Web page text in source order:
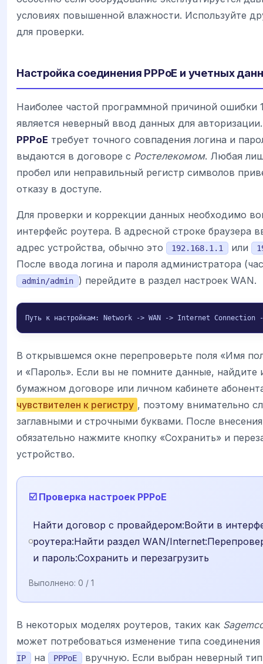
условиях повышенной влажности. Используйте
для проверки.
Настройка соединения PPPoE и учетных
Наиболее частой программной причиной ошибки
является неверный ввод данных для
PPPoE требует точного совпадения логина и
выдаются в договоре с Ростелекомом. Любая
пробел или неправильный регистр символов
отказу в доступе.
Для проверки и коррекции данных необходимо
интерфейс роутера. В адресной строке браузера
адрес устройства, обычно это
192.168.1.1 или
После ввода логина и пароля администратора
admin/admin ) перейдите в раздел настроек WAN.
Путь к настройкам: Network -> WAN -> Internet Connection -
В открывшемся окне перепроверьте поля «Имя
и «Пароль». Если вы не помните данные, найдите
бумажном договоре или личном кабинете
чувствителен к регистру , поэтому внимательно
заглавными и строчными буквами. После
обязательно нажмите кнопку «Сохранить» и
устройство.
☑️ Проверка настроек PPPoE
Найти договор с провайдером:Войти в
роутера:Найти раздел WAN/
и пароль:Сохранить и перезагрузить
Выполнено: 0 / 1
В некоторых моделях роутеров, таких как
может потребоваться изменение типа
IP на PPPoE
вручную. Если выбран неверный тип